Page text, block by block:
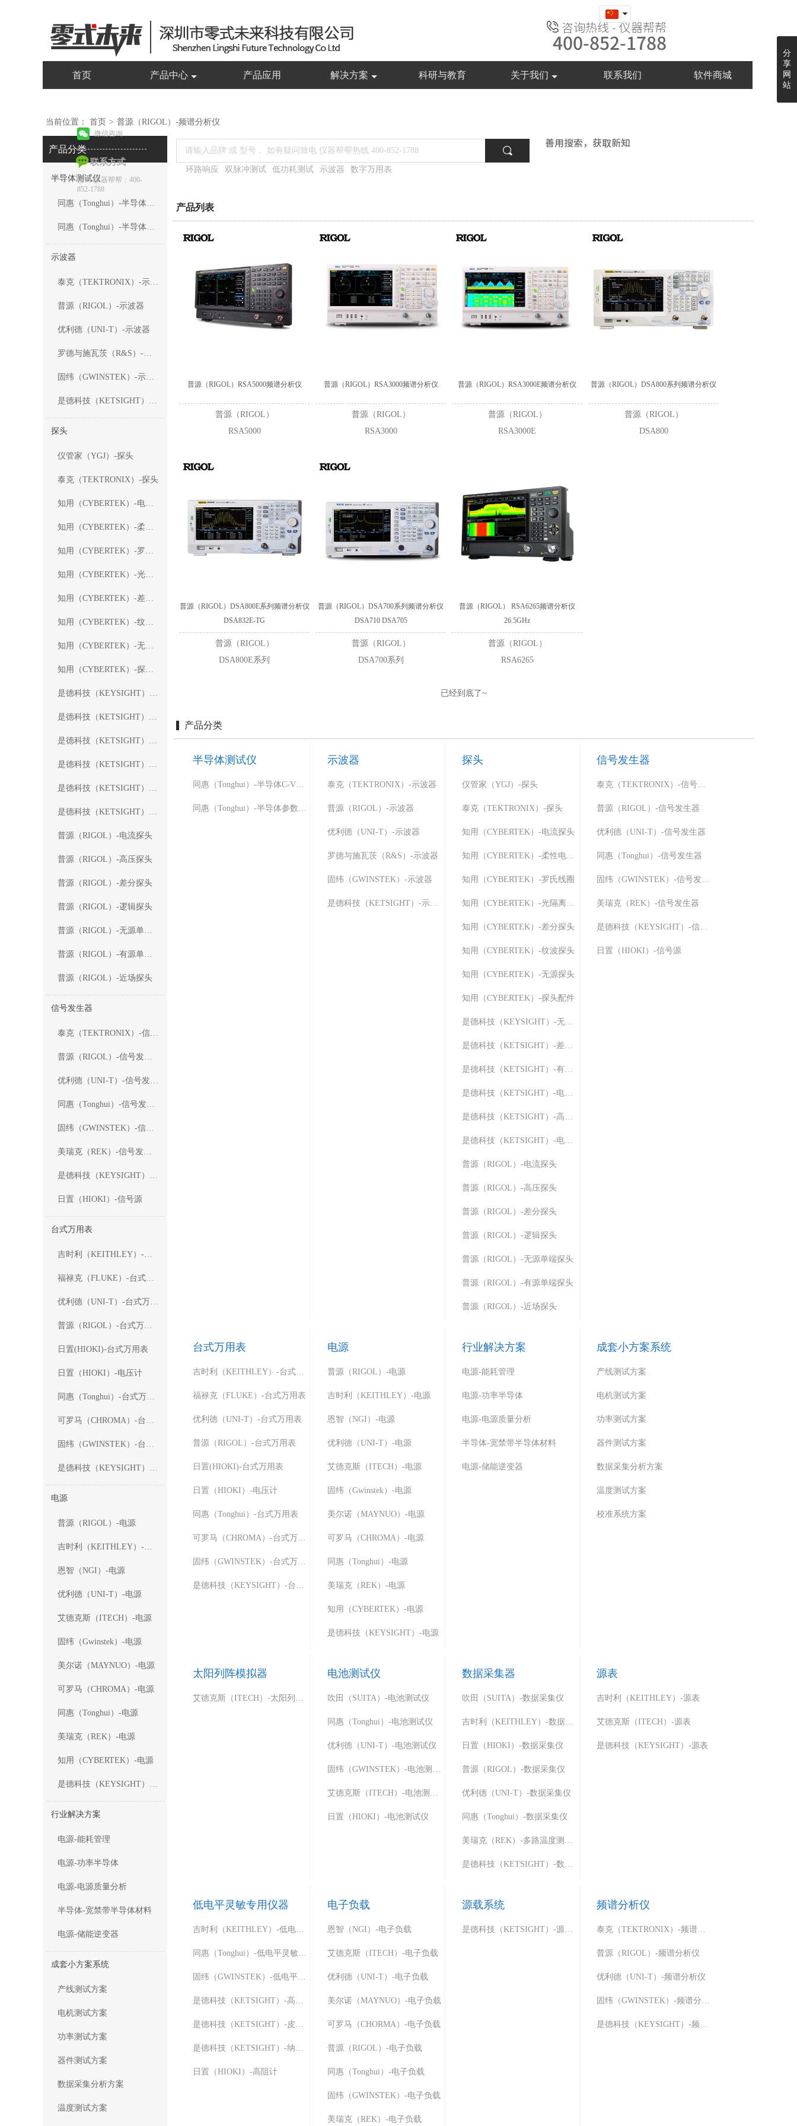
首页 产品中心 产品应用 解决方案 科研与教育 关于我们 联系我们 软件商城
400-852-1788
咨询热线 - 仪器帮帮
当前位置： 首页 > 普源（RIGOL）-频谱分析仪
产品分类
半导体测试仪
同惠（Tonghui）-半导体C-V特性测试仪
同惠（Tonghui）-半导体参数测试仪
示波器
泰克（TEKTRONIX）-示波器
普源（RIGOL）-示波器
优利德（UNI-T）-示波器
罗德与施瓦茨（R&S）-示波器
固纬（GWINSTEK）-示波器
是德科技（KETSIGHT）-示波器
探头
仪管家（YGJ）-探头
泰克（TEKTRONIX）-探头
知用（CYBERTEK）-电流探头
知用（CYBERTEK）-柔性电流探头
知用（CYBERTEK）-罗氏线圈
知用（CYBERTEK）-光隔离探头
知用（CYBERTEK）-差分探头
知用（CYBERTEK）-纹波探头
知用（CYBERTEK）-无源探头
知用（CYBERTEK）-探头配件
是德科技（KEYSIGHT）-无源探头
是德科技（KETSIGHT）-差分探头
是德科技（KETSIGHT）-有源探头
是德科技（KETSIGHT）-电流探头
是德科技（KETSIGHT）-高压探头
是德科技（KETSIGHT）-电源轨探头
普源（RIGOL）-电流探头
普源（RIGOL）-高压探头
普源（RIGOL）-差分探头
普源（RIGOL）-逻辑探头
普源（RIGOL）-无源单端探头
普源（RIGOL）-有源单端探头
普源（RIGOL）-近场探头
信号发生器
泰克（TEKTRONIX）-信号发生器
普源（RIGOL）-信号发生器
优利德（UNI-T）-信号发生器
同惠（Tonghui）-信号发生器
固纬（GWINSTEK）-信号发生器
美瑞克（REK）-信号发生器
是德科技（KEYSIGHT）-信号发生器
日置（HIOKI）-信号源
台式万用表
吉时利（KEITHLEY）-台式万用表
福禄克（FLUKE）-台式万用表
优利德（UNI-T）-台式万用表
普源（RIGOL）-台式万用表
日置(HIOKI)-台式万用表
日置（HIOKI）-电压计
同惠（Tonghui）-台式万用表
可罗马（CHROMA）-台式万用表
固纬（GWINSTEK）-台式万用表
是德科技（KEYSIGHT）-台式万用表
电源
普源（RIGOL）-电源
吉时利（KEITHLEY）-电源
恩智（NGI）-电源
优利德（UNI-T）-电源
艾德克斯（ITECH）-电源
固纬（Gwinstek）-电源
美尔诺（MAYNUO）-电源
可罗马（CHROMA）-电源
同惠（Tonghui）-电源
美瑞克（REK）-电源
知用（CYBERTEK）-电源
是德科技（KEYSIGHT）-电源
行业解决方案
电源-能耗管理
电源-功率半导体
电源-电源质量分析
半导体-宽禁带半导体材料
电源-储能逆变器
成套小方案系统
产线测试方案
电机测试方案
功率测试方案
器件测试方案
数据采集分析方案
温度测试方案
环路响应 双脉冲测试 低功耗测试 示波器 数字万用表
善用搜索，获取新知
产品列表
普源（RIGOL）RSA5000频谱分析仪
普源（RIGOL）
RSA5000
普源（RIGOL）RSA3000频谱分析仪
普源（RIGOL）
RSA3000
普源（RIGOL）RSA3000E频谱分析仪
普源（RIGOL）
RSA3000E
普源（RIGOL）DSA800系列频谱分析仪
普源（RIGOL）
DSA800
普源（RIGOL）DSA800E系列频谱分析仪
DSA832E-TG
普源（RIGOL）
DSA800E系列
普源（RIGOL）DSA700系列频谱分析仪
DSA710 DSA705
普源（RIGOL）
DSA700系列
普源（RIGOL） RSA6265频谱分析仪
26.5GHz
普源（RIGOL）
RSA6265
已经到底了~
产品分类
半导体测试仪
同惠（Tonghui）-半导体C-V特性测试仪
同惠（Tonghui）-半导体参数测试仪
示波器
泰克（TEKTRONIX）-示波器
普源（RIGOL）-示波器
优利德（UNI-T）-示波器
罗德与施瓦茨（R&S）-示波器
固纬（GWINSTEK）-示波器
是德科技（KETSIGHT）-示波器
探头
仪管家（YGJ）-探头
泰克（TEKTRONIX）-探头
知用（CYBERTEK）-电流探头
知用（CYBERTEK）-柔性电流探头
知用（CYBERTEK）-罗氏线圈
知用（CYBERTEK）-光隔离探头
知用（CYBERTEK）-差分探头
知用（CYBERTEK）-纹波探头
知用（CYBERTEK）-无源探头
知用（CYBERTEK）-探头配件
是德科技（KEYSIGHT）-无源探头
是德科技（KETSIGHT）-差分探头
是德科技（KETSIGHT）-有源探头
是德科技（KETSIGHT）-电流探头
是德科技（KETSIGHT）-高压探头
是德科技（KETSIGHT）-电源轨探头
普源（RIGOL）-电流探头
普源（RIGOL）-高压探头
普源（RIGOL）-差分探头
普源（RIGOL）-逻辑探头
普源（RIGOL）-无源单端探头
普源（RIGOL）-有源单端探头
普源（RIGOL）-近场探头
信号发生器
泰克（TEKTRONIX）-信号发生器
普源（RIGOL）-信号发生器
优利德（UNI-T）-信号发生器
同惠（Tonghui）-信号发生器
固纬（GWINSTEK）-信号发生器
美瑞克（REK）-信号发生器
是德科技（KEYSIGHT）-信号发生器
日置（HIOKI）-信号源
台式万用表
吉时利（KEITHLEY）-台式万用表
福禄克（FLUKE）-台式万用表
优利德（UNI-T）-台式万用表
普源（RIGOL）-台式万用表
日置(HIOKI)-台式万用表
日置（HIOKI）-电压计
同惠（Tonghui）-台式万用表
可罗马（CHROMA）-台式万用表
固纬（GWINSTEK）-台式万用表
是德科技（KEYSIGHT）-台式万用表
电源
普源（RIGOL）-电源
吉时利（KEITHLEY）-电源
恩智（NGI）-电源
优利德（UNI-T）-电源
艾德克斯（ITECH）-电源
固纬（Gwinstek）-电源
美尔诺（MAYNUO）-电源
可罗马（CHROMA）-电源
同惠（Tonghui）-电源
美瑞克（REK）-电源
知用（CYBERTEK）-电源
是德科技（KEYSIGHT）-电源
行业解决方案
电源-能耗管理
电源-功率半导体
电源-电源质量分析
半导体-宽禁带半导体材料
电源-储能逆变器
成套小方案系统
产线测试方案
电机测试方案
功率测试方案
器件测试方案
数据采集分析方案
温度测试方案
校准系统方案
太阳列阵模拟器
艾德克斯（ITECH）-太阳列阵模拟器
电池测试仪
吹田（SUITA）-电池测试仪
同惠（Tonghui）-电池测试仪
优利德（UNI-T）-电池测试仪
固纬（GWINSTEK）-电池测试仪
艾德克斯（ITECH）-电池测试仪
日置（HIOKI）-电池测试仪
数据采集器
吹田（SUITA）-数据采集仪
吉时利（KEITHLEY）-数据采集仪
日置（HIOKI）-数据采集仪
普源（RIGOL）-数据采集仪
优利德（UNI-T）-数据采集仪
同惠（Tonghui）-数据采集仪
美瑞克（REK）-多路温度测试仪
是德科技（KETSIGHT）-数据采集器
源表
吉时利（KEITHLEY）-源表
艾德克斯（ITECH）-源表
是德科技（KEYSIGHT）-源表
低电平灵敏专用仪器
吉时利（KEITHLEY）-低电平灵敏专用仪器
同惠（Tonghui）-低电平灵敏专用仪器
固纬（GWINSTEK）-低电平灵敏专用仪器
是德科技（KETSIGHT）-高阻计
是德科技（KETSIGHT）-皮安表
是德科技（KETSIGHT）-纳伏表
日置（HIOKI）-高阻计
电子负载
恩智（NGI）-电子负载
艾德克斯（ITECH）-电子负载
优利德（UNI-T）-电子负载
美尔诺（MAYNUO）-电子负载
可罗马（CHORMA）-电子负载
普源（RIGOL）-电子负载
同惠（Tonghui）-电子负载
固纬（GWINSTEK）-电子负载
美瑞克（REK）-电子负载
源载系统
是德科技（KETSIGHT）-源载系统
频谱分析仪
泰克（TEKTRONIX）-频谱分析仪
普源（RIGOL）-频谱分析仪
优利德（UNI-T）-频谱分析仪
固纬（GWINSTEK）-频谱分析仪
是德科技（KEYSIGHT）-频谱分析仪
微信咨询
联系方式
咨询-仪器帮帮：400-
852-1788
分
享
网
站